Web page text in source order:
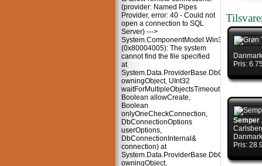
(provider: Named Pipes
Provider, error: 40 - Could not
open a connection to SQL
Server) --->
System.ComponentModel.Win32Exception
(0x80004005): The system
cannot find the file specified
at
owningObject, UInt32
waitForMultipleObjectsTimeout,
Boolean allowCreate,
Boolean
onlyOneCheckConnection,
DbConnectionOptions
userOptions,
DbConnectionInternal&
connection) at
owningObject,
Danmark
Pris:
Semper
Danmark
Pris: